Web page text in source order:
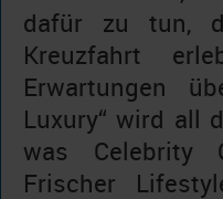
dafür zu tun,
Kreuzfahrt
Erwartungen
Luxury“ wird all
was Celebrity
Frischer